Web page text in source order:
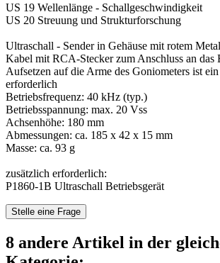
US 19 Wellenlänge - Schallgeschwindigkeit
US 20 Streuung und Strukturforschung
Ultraschall - Sender in Gehäuse mit rotem
Kabel mit RCA-Stecker zum Anschluss an das
Aufsetzen auf die Arme des Goniometers ist
erforderlich
Betriebsfrequenz: 40 kHz (typ.)
Betriebsspannung: max. 20 Vss
Achsenhöhe: 180 mm
Abmessungen: ca. 185 x 42 x 15 mm
Masse: ca. 93 g
zusätzlich erforderlich:
P1860-1B Ultraschall Betriebsgerät
Stelle eine Frage
8 andere Artikel in der